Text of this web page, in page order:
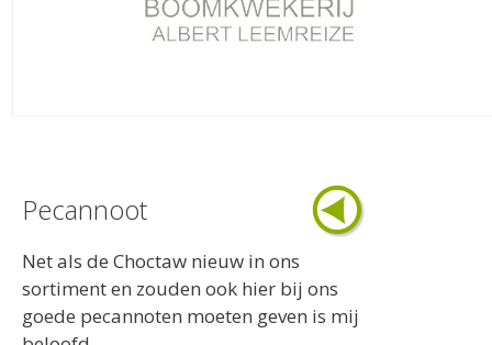
Pecannoot
Net als de Choctaw nieuw in ons
sortiment en zouden ook hier bij ons
goede pecannoten moeten geven is mij